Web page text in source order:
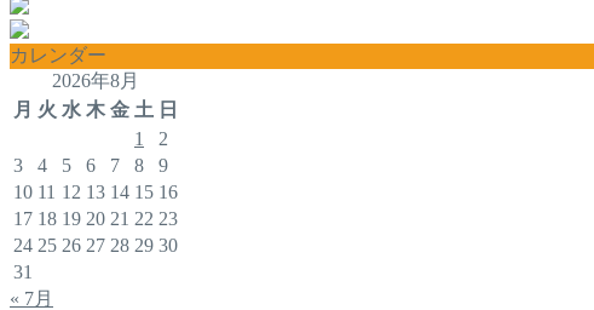
カレンダー
2026年8月
月 火 水 木 金 土 日
1
2
3
4 5 6 7 8
9
10 11 12 13 14 15 16
17 18 19 20 21 22 23
24 25 26 27 28 29 30
31
« 7月